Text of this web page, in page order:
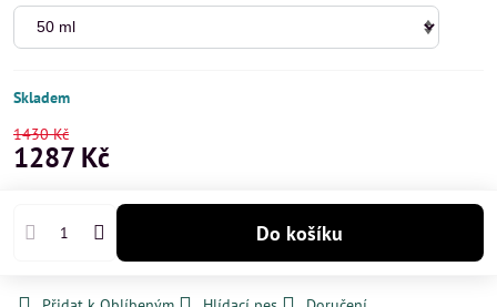
Skladem
1430 Kč
1287 Kč
Do košíku